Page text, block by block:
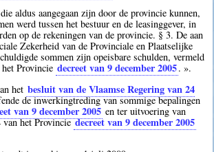
aldus aangegaan zijn door de provincie kunnen,
werd tussen het bestuur en de leasinggever, in
op de rekeningen van de provincie. § 3. De aan
Zekerheid van de Provinciale en Plaatselijke
sommen zijn opeisbare schulden, vermeld
Provincie decreet van 9 december 2005. ».
het besluit van de Vlaamse Regering van 24
de inwerkingtreding van sommige bepalingen
van 9 december 2005 en ter uitvoering van
van het Provinciedecreet van 9 december 2005